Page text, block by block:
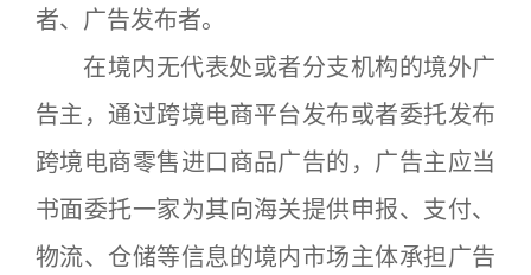
者、广告发布者。
在境内无代表处或者分支机构的境外广
告主，通过跨境电商平台发布或者委托发布
跨境电商零售进口商品广告的，广告主应当
书面委托一家为其向海关提供申报、支付、
物流、仓储等信息的境内市场主体承担广告